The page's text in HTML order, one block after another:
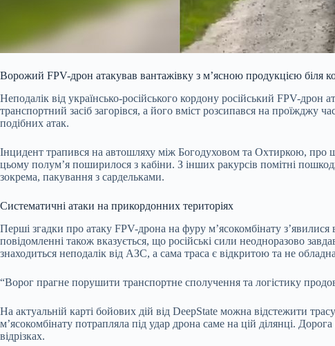
Ворожий FPV-дрон атакував вантажівку з м’ясною продукцією біля
Неподалік від українсько-російського кордону російський FPV-
транспортний засіб загорівся, а його вміст розсипався на проїжджу
подібних атак.
Інцидент трапився на автошляху між Богодуховом та Охтиркою,
цьому полум’я поширилося з кабіни. З інших ракурсів помітні
зокрема, пакування з сардельками.
Систематичні атаки на прикордонних територіях
Перші згадки про атаку FPV-дрона на фуру м’ясокомбінату
повідомленні також вказується, що російські сили неодноразово
знаходиться неподалік від АЗС, а сама траса є відкритою та не
“Ворог прагне порушити транспортне сполучення та логістику
На актуальній карті бойових дій від DeepState можна відстежити
м’ясокомбінату потрапляла під удар дрона саме на цій ділянці.
відрізках.